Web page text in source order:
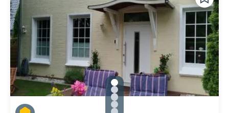
gallery.slide_selector
Zu Slide 1 wechseln
Zu Slide 2 wechseln
Zu Slide 3 wechseln